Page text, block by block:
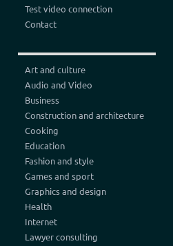
Test video connection
Contact
Art and culture
Audio and Video
Business
Construction and architecture
Cooking
Education
Fashion and style
Games and sport
Graphics and design
Health
Internet
Lawyer consulting